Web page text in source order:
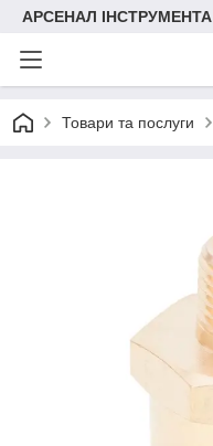
АРСЕНАЛ ІНСТРУМЕНТА
Товари та послуги